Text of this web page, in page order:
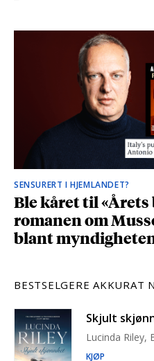
SENSURERT I HJEMLANDET?
Ble kåret til
romanen om
blant
BESTSELGERE AKKURAT
Skjult
Lucinda Riley,
KJØP